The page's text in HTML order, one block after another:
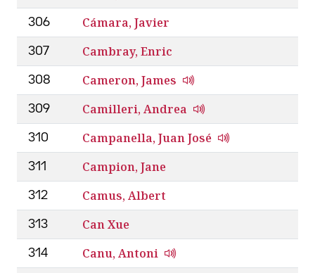
306 Cámara, Javier
307 Cambray, Enric
308 Cameron, James
309 Camilleri, Andrea
310 Campanella, Juan José
311 Campion, Jane
312 Camus, Albert
313 Can Xue
314 Canu, Antoni